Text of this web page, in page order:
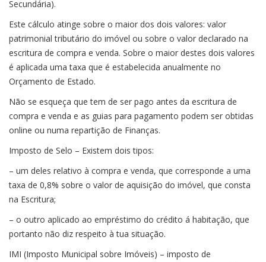
Secundária).
Este cálculo atinge sobre o maior dos dois valores: valor
patrimonial tributário do imóvel ou sobre o valor declarado na
escritura de compra e venda. Sobre o maior destes dois valores
é aplicada uma taxa que é estabelecida anualmente no
Orçamento de Estado.
Não se esqueça que tem de ser pago antes da escritura de
compra e venda e as guias para pagamento podem ser obtidas
online ou numa repartição de Finanças.
Imposto de Selo – Existem dois tipos:
– um deles relativo à compra e venda, que corresponde a uma
taxa de 0,8% sobre o valor de aquisição do imóvel, que consta
na Escritura;
– o outro aplicado ao empréstimo do crédito á habitação, que
portanto não diz respeito à tua situação.
IMI (Imposto Municipal sobre Imóveis) – imposto de